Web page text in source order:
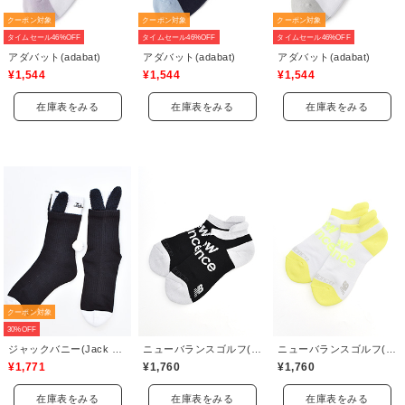
クーポン対象
タイムセール46%OFF
アダバット(adabat)
¥1,544
在庫表をみる
クーポン対象
タイムセール46%OFF
アダバット(adabat)
¥1,544
在庫表をみる
クーポン対象
タイムセール46%OFF
アダバット(adabat)
¥1,544
在庫表をみる
クーポン対象
30%OFF
ジャックバニー(Jack Bunny)
¥1,771
在庫表をみる
ニューバランスゴルフ(New Balance Golf)
¥1,760
在庫表をみる
ニューバランスゴルフ(New Balance Golf)
¥1,760
在庫表をみる